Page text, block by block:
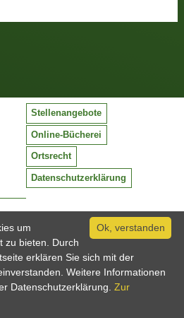
/ 409-0
Stellenangebote
Online-Bücherei
Ortsrecht
Datenschutzerklärung
Ok, verstanden
um
zu bieten. Durch
erklären Sie sich mit der
Weitere Informationen
Datenschutzerklärung. Zur